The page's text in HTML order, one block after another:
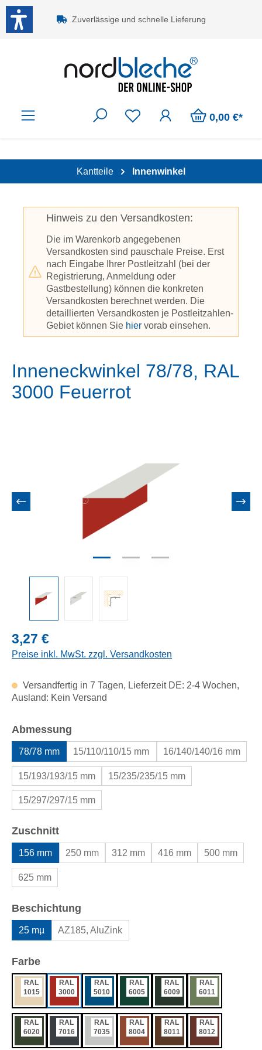
Zum Hauptinhalt springen
Zuverlässige und schnelle Lieferung
0,00 €*
Kantteile Innenwinkel
Hinweis zu den Versandkosten:
Die im Warenkorb angegebenen
Versandkosten sind pauschale Preise. Erst
nach Eingabe Ihrer Postleitzahl (bei der
Registrierung, Anmeldung oder
Gastbestellung) können die konkreten
Versandkosten berechnet werden. Die
detaillierten Versandkosten je Postleitzahlen-
Gebiet können Sie hier vorab einsehen.
Inneneckwinkel 78/78, RAL
3000 Feuerrot
Regulärer Preis:
3,27 €
Preise inkl. MwSt. zzgl. Versandkosten
Versandfertig in 7 Tagen, Lieferzeit DE: 2-4 Wochen,
Ausland: Kein Versand
Abmessung
78/78 mm 15/110/110/15 mm 16/140/140/16 mm
15/193/193/15 mm 15/235/235/15 mm
15/297/297/15 mm
Zuschnittauswählen
156 mm 250 mm 312 mm 416 mm 500 mm
625 mm
Beschichtung
25 mµ AZ185, AluZink
Farbeauswählen
RAL
1015
RAL
3000
RAL
5010
RAL
6005
RAL
6009
RAL
6011
RAL
6020
RAL
7016
RAL
7035
RAL
8004
RAL
8011
RAL
8012